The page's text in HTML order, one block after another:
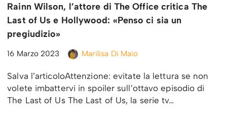
Rainn Wilson, l’attore di The Office critica The
Last of Us e Hollywood: «Penso ci sia un
pregiudizio»
16 Marzo 2023 Marilisa Di Maio
Salva l’articoloAttenzione: evitate la lettura se non
volete imbattervi in spoiler sull’ottavo episodio di
The Last of Us The Last of Us, la serie tv…